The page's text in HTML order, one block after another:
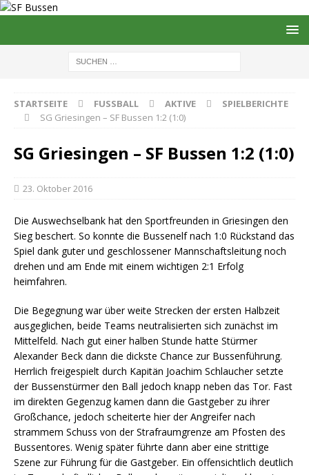
STARTSEITE FUSSBALL AKTIVE
SPIELBERICHTE
SG Griesingen – SF Bussen 1:2 (1:0)
SG Griesingen – SF Bussen 1:2 (1:0)
23. Oktober 2016
Die Auswechselbank hat den Sportfreunden in Griesingen den
Sieg beschert. So konnte die Bussenelf nach 1:0 Rückstand das
Spiel dank guter und geschlossener Mannschaftsleitung noch
drehen und am Ende mit einem wichtigen 2:1 Erfolg
heimfahren.
Die Begegnung war über weite Strecken der ersten Halbzeit
ausgeglichen, beide Teams neutralisierten sich zunächst im
Mittelfeld. Nach gut einer halben Stunde hatte Stürmer
Alexander Beck dann die dickste Chance zur Bussenführung.
Herrlich freigespielt durch Kapitän Joachim Schlaucher setzte
der Bussenstürmer den Ball jedoch knapp neben das Tor. Fast
im direkten Gegenzug kamen dann die Gastgeber zu ihrer
Großchance, jedoch scheiterte hier der Angreifer nach
strammem Schuss von der Strafraumgrenze am Pfosten des
Bussentores. Wenig später führte dann aber eine strittige
Szene zur Führung für die Gastgeber. Ein offensichtlich deutlich